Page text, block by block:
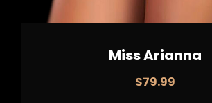
Miss Arianna
$79.99